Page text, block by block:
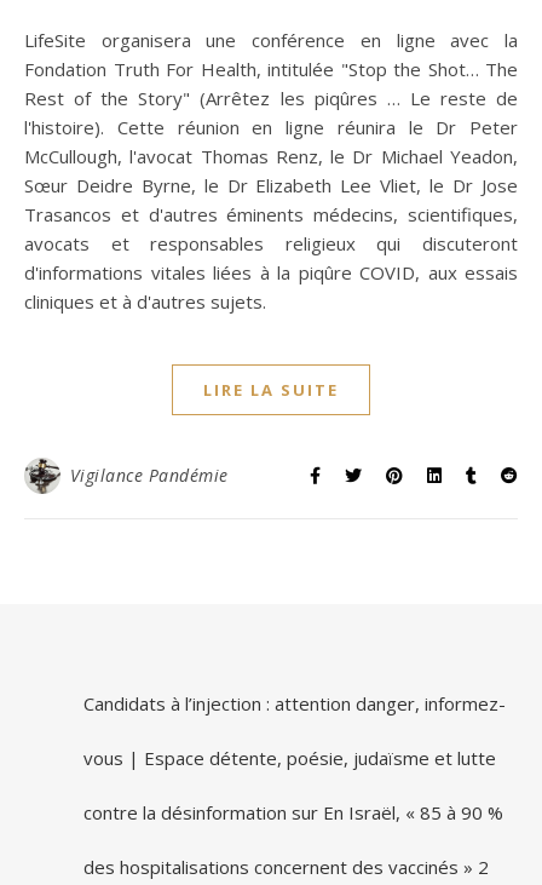
LifeSite organisera une conférence en ligne avec la
Fondation Truth For Health, intitulée "Stop the Shot… The
Rest of the Story" (Arrêtez les piqûres … Le reste de
l'histoire). Cette réunion en ligne réunira le Dr Peter
McCullough, l'avocat Thomas Renz, le Dr Michael Yeadon,
Sœur Deidre Byrne, le Dr Elizabeth Lee Vliet, le Dr Jose
Trasancos et d'autres éminents médecins, scientifiques,
avocats et responsables religieux qui discuteront
d'informations vitales liées à la piqûre COVID, aux essais
cliniques et à d'autres sujets.
LIRE LA SUITE
Vigilance Pandémie
Candidats à l’injection : attention danger, informez-
vous | Espace détente, poésie, judaïsme et lutte
contre la désinformation sur En Israël, « 85 à 90 %
des hospitalisations concernent des vaccinés » 2